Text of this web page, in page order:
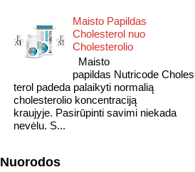
Maisto Papildas
Cholesterol nuo
Cholesterolio
Maisto
papildas Nutricode Choles
terol padeda palaikyti normalią
cholesterolio koncentraciją
kraujyje. Pasirūpinti savimi niekada
nevėlu. S...
Nuorodos